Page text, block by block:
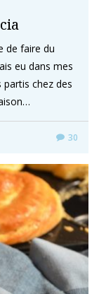
de faire du
eu dans mes
chez des
30